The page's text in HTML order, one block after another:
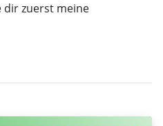
dir zuerst meine